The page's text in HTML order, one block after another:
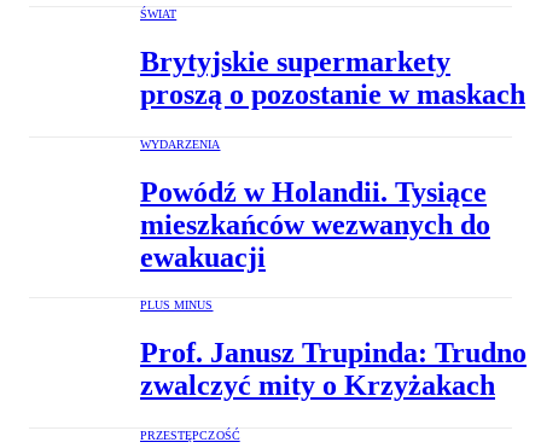
ŚWIAT
Brytyjskie supermarkety
proszą o pozostanie w maskach
WYDARZENIA
Powódź w Holandii. Tysiące
mieszkańców wezwanych do
ewakuacji
PLUS MINUS
Prof. Janusz Trupinda: Trudno
zwalczyć mity o Krzyżakach
PRZESTĘPCZOŚĆ